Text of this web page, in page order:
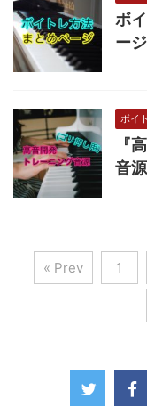
ボ
ージ
ボイ
『
音源
« Prev 1